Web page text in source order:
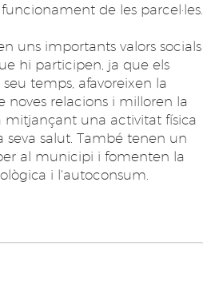
de les parcel·les.
uns importants valors socials
hi participen, ja que els
temps, afavoreixen la
noves relacions i milloren la
mitjançant una activitat física
seva salut. També tenen un
al municipi i fomenten la
i l'autoconsum.